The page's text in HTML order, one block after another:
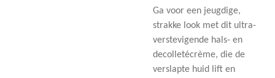
Ga voor een jeugdige,
strakke look met dit ultra-
verstevigende hals- en
decolletécrème, die de
verslapte huid lift en